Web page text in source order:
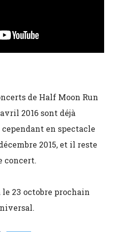
de Half Moon Run
2016 sont déjà
en spectacle
2015, et il reste
concert.
23 octobre prochain